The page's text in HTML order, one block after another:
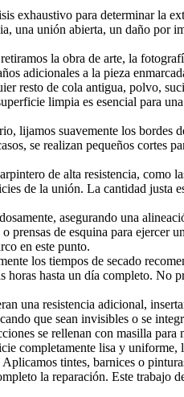
exhaustivo para determinar la
una unión abierta, un daño por
la obra de arte, la
adicionales a la pieza
resto de cola antigua, polvo,
limpia es esencial para
lijamos suavemente los bordes
se realizan pequeños cortes
de alta resistencia, como
de la unión. La cantidad justa
asegurando una
prensas de esquina para ejercer
en este punto.
los tiempos de secado
horas hasta un día completo. No
una resistencia adicional,
que sean invisibles o se
se rellenan con masilla para
completamente lisa y uniforme,
Aplicamos tintes, barnices o
la reparación. Este trabajo